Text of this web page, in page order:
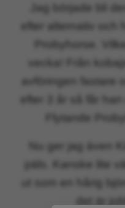
Jag började bli
efter alternativ och
Probyhorse.
vecka! Från
avföringen fastare
efter 3 år så får
Flytande
Nu ger jag även
päls. Kanske lite
ut som en hårig
det är